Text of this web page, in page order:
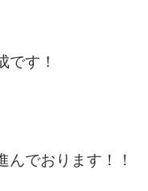
です！
んでおります！！